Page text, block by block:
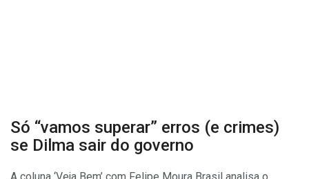
Só “vamos superar” erros (e crimes)
se Dilma sair do governo